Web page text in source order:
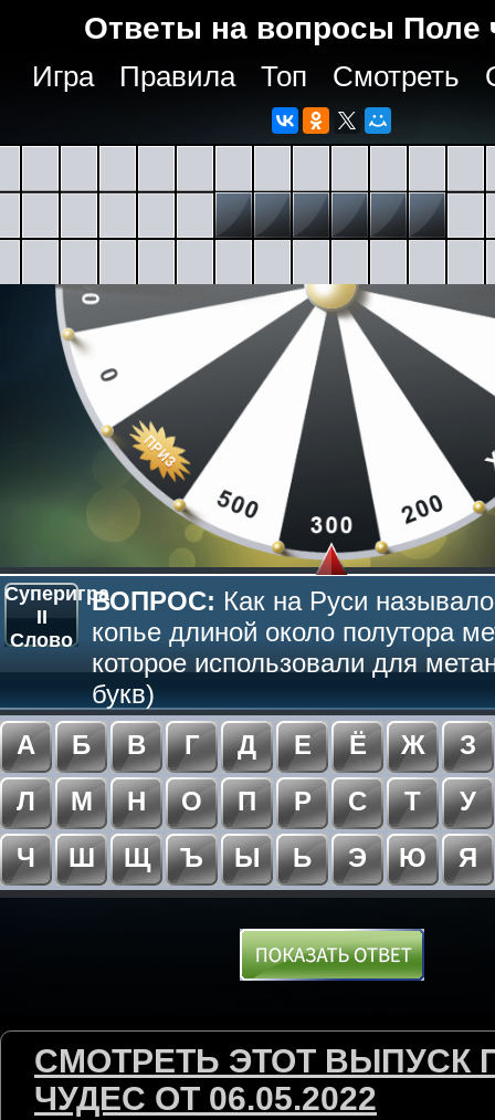
Ответы на вопросы Поле
Игра Правила Топ Смотреть
Суперигра
II
Слово
ВОПРОС: Как на Руси
копье длиной около полутора
которое использовали для
букв)
А
Б В Г Д Е Ё Ж
З
Л
М Н О П Р С Т
У
Ч
Ш Щ Ъ Ы Ь Э Ю Я
СМОТРЕТЬ ЭТОТ ВЫПУСК
ЧУДЕС ОТ 06.05.2022